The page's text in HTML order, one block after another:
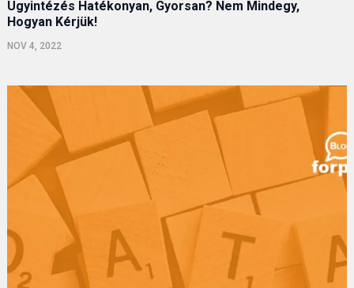
Ügyintézés Hatékonyan, Gyorsan? Nem Mindegy,
Hogyan Kérjük!
NOV 4, 2022